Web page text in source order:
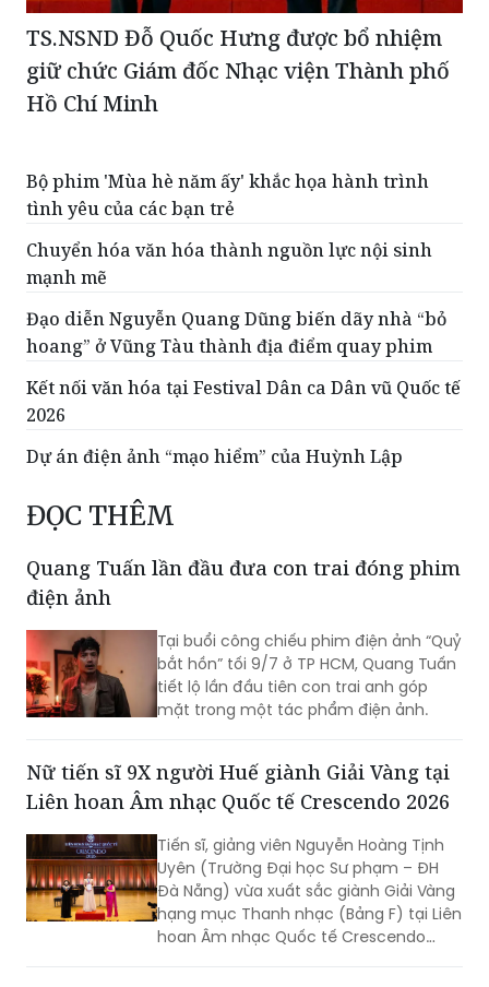
TS.NSND Đỗ Quốc Hưng được bổ nhiệm
giữ chức Giám đốc Nhạc viện Thành phố
Hồ Chí Minh
Bộ phim 'Mùa hè năm ấy' khắc họa hành trình
tình yêu của các bạn trẻ
Chuyển hóa văn hóa thành nguồn lực nội sinh
mạnh mẽ
Đạo diễn Nguyễn Quang Dũng biến dãy nhà “bỏ
hoang” ở Vũng Tàu thành địa điểm quay phim
Kết nối văn hóa tại Festival Dân ca Dân vũ Quốc tế
2026
Dự án điện ảnh “mạo hiểm” của Huỳnh Lập
ĐỌC THÊM
Quang Tuấn lần đầu đưa con trai đóng phim
điện ảnh
Tại buổi công chiếu phim điện ảnh “Quỷ
bắt hồn” tối 9/7 ở TP HCM, Quang Tuấn
tiết lộ lần đầu tiên con trai anh góp
mặt trong một tác phẩm điện ảnh.
Nữ tiến sĩ 9X người Huế giành Giải Vàng tại
Liên hoan Âm nhạc Quốc tế Crescendo 2026
Tiến sĩ, giảng viên Nguyễn Hoàng Tịnh
Uyên (Trường Đại học Sư phạm – ĐH
Đà Nẵng) vừa xuất sắc giành Giải Vàng
hạng mục Thanh nhạc (Bảng F) tại Liên
hoan Âm nhạc Quốc tế Crescendo